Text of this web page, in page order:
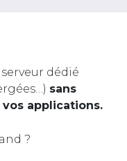
dédié
sans
applications.
?